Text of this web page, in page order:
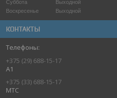
Суббота
Выходной
Воскресенье
Выходной
КОНТАКТЫ
+375 (29) 688-15-17
А1
+375 (33) 688-15-17
МТС